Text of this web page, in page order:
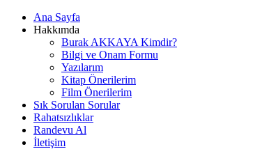
Ana Sayfa
Hakkımda
Burak AKKAYA Kimdir?
Bilgi ve Onam Formu
Yazılarım
Kitap Önerilerim
Film Önerilerim
Sık Sorulan Sorular
Rahatsızlıklar
Randevu Al
İletişim